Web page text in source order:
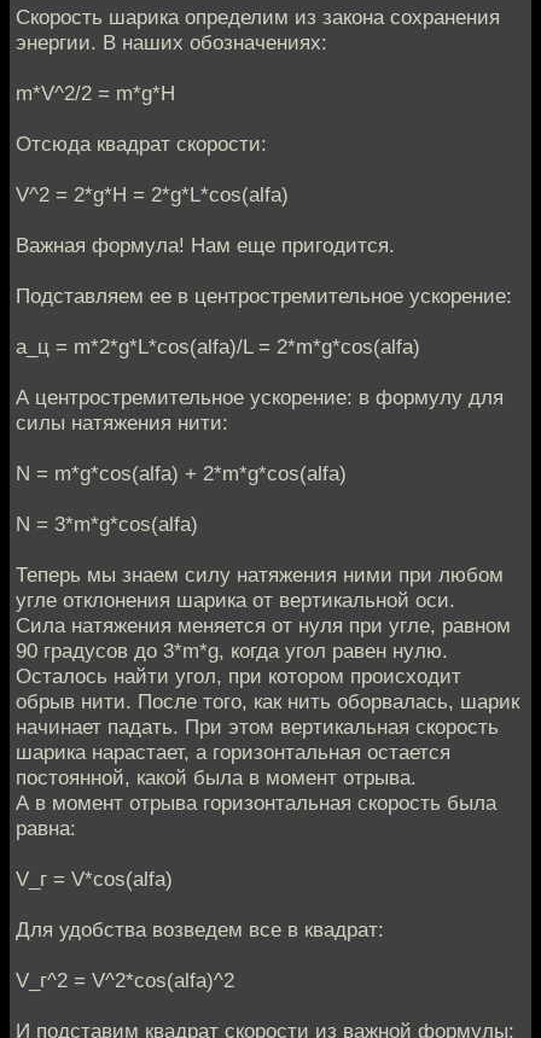
Скорость шарика определим из закона сохранения
энергии. В наших обозначениях:
m*V^2/2 = m*g*H
Отсюда квадрат скорости:
V^2 = 2*g*H = 2*g*L*cos(alfa)
Важная формула! Нам еще пригодится.
Подставляем ее в центростремительное ускорение:
a_ц = m*2*g*L*cos(alfa)/L = 2*m*g*cos(alfa)
А центростремительное ускорение: в формулу для
силы натяжения нити:
N = m*g*cos(alfa) + 2*m*g*cos(alfa)
N = 3*m*g*cos(alfa)
Теперь мы знаем силу натяжения ними при любом
угле отклонения шарика от вертикальной оси.
Сила натяжения меняется от нуля при угле, равном
90 градусов до 3*m*g, когда угол равен нулю.
Осталось найти угол, при котором происходит
обрыв нити. После того, как нить оборвалась, шарик
начинает падать. При этом вертикальная скорость
шарика нарастает, а горизонтальная остается
постоянной, какой была в момент отрыва.
А в момент отрыва горизонтальная скорость была
равна:
V_г = V*cos(alfa)
Для удобства возведем все в квадрат:
V_г^2 = V^2*cos(alfa)^2
И подставим квадрат скорости из важной формулы: